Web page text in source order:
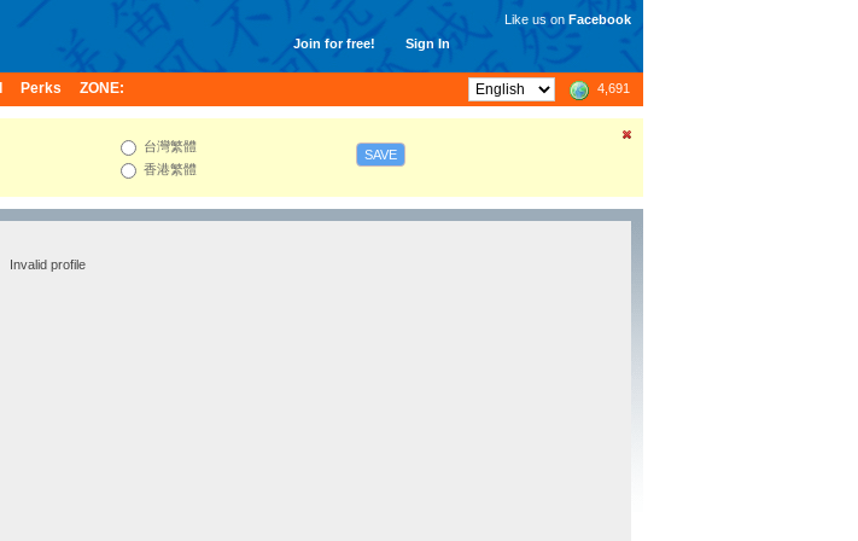
Join for free! Sign In
Like us on Facebook
Perks ZONE: 4,691
台灣繁體
香港繁體
SAVE
Invalid profile